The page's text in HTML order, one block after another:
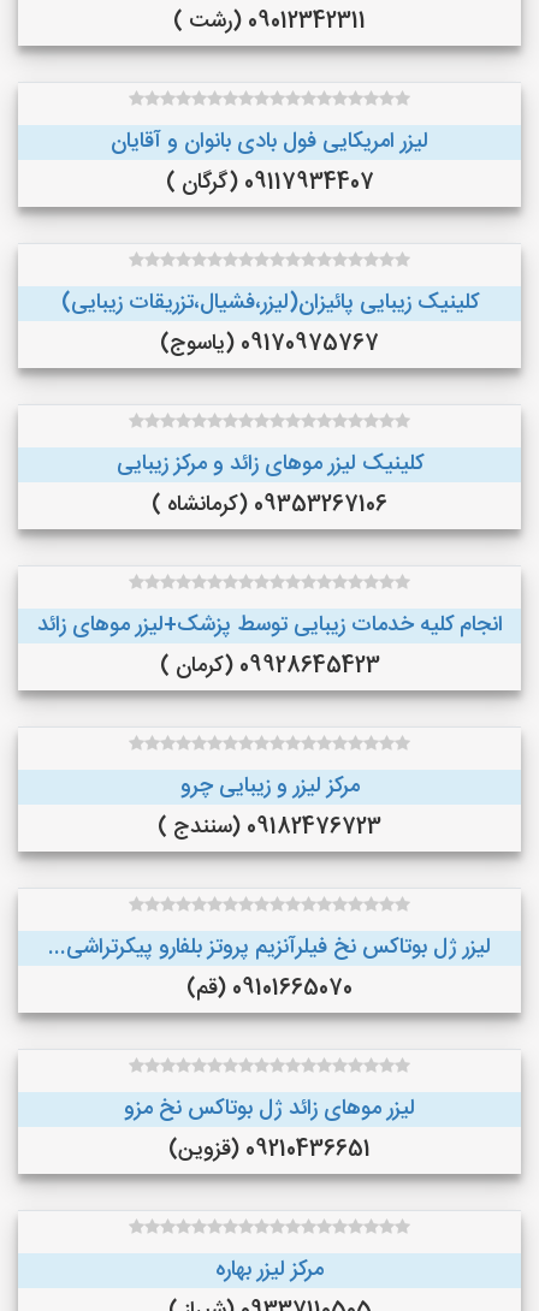
09012342311 (رشت )
لیزر امریکایی فول بادی بانوان و آقایان
09117934407 (گرگان )
کلینیک زیبایی پائیزان(لیزر،فشیال،تزریقات زیبایی)
09170975767 (یاسوج)
کلینیک لیزر موهای زائد و مرکز زیبایی
09353267106 (کرمانشاه )
انجام کلیه خدمات زیبایی توسط پزشک+لیزر موهای زائد
09928645423 (کرمان )
مرکز لیزر و زیبایی چرو
09182476723 (سنندج )
لیزر ژل بوتاکس نخ فیلرآنزیم پروتز بلفارو پیکرتراشی...
09101665070 (قم)
لیزر موهای زائد ژل بوتاکس نخ مزو
09210436651 (قزوین)
مرکز لیزر بهاره